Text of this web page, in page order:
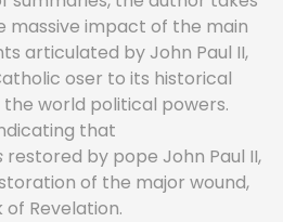
massive impact of the main
articulated by John Paul II,
oser to its historical
world political powers.
that
restored by pope John Paul II,
of the major wound,
Revelation.